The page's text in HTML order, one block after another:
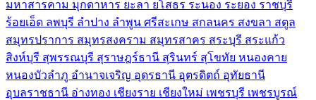
มหาสารคาม มุกดาหาร ยะลา ยโสธร ระนอง ระยอง ราชบุรี
ร้อยเอ็ด ลพบุรี ลำปาง ลำพูน ศรีสะเกษ สกลนคร สงขลา สตูล
สมุทรปราการ สมุทรสงคราม สมุทรสาคร สระบุรี สระแก้ว
สิงห์บุรี สุพรรณบุรี สุราษฎร์ธานี สุรินทร์ สุโขทัย หนองคาย
หนองบัวลำภู อำนาจเจริญ อุดรธานี อุตรดิตถ์ อุทัยธานี
อุบลราชธานี อ่างทอง เชียงราย เชียงใหม่ เพชรบุรี เพชรบูรณ์